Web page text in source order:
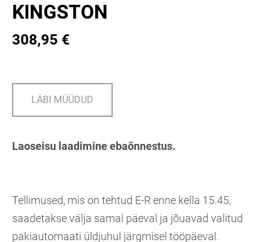
KINGSTON
308,95 €
LÄBI MÜÜDUD
Laoseisu laadimine ebaõnnestus.
Tellimused, mis on tehtud E-R enne kella 15.45,
saadetakse välja samal päeval ja jõuavad valitud
pakiautomaati üldjuhul järgmisel tööpäeval.